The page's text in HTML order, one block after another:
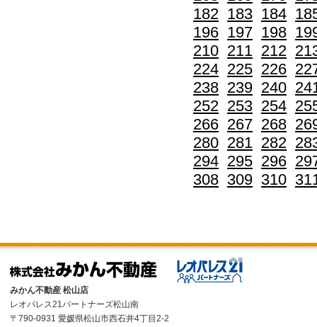
182 183 184
196 197 198
210 211 212
224 225 226
238 239 240
252 253 254
266 267 268
280 281 282
294 295 296
308 309 310
みかん不動産 松山店
レオパレス21パートナーズ松山南
〒790-0931 愛媛県松山市西石井4丁目2-2